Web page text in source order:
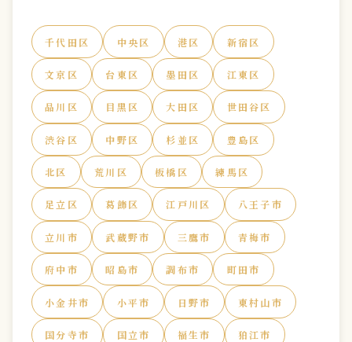
千代田区 中央区 港区 新宿区
文京区 台東区 墨田区 江東区
品川区 目黒区 大田区 世田谷区
渋谷区 中野区 杉並区 豊島区
北区 荒川区 板橋区 練馬区
足立区 葛飾区 江戸川区 八王子市
立川市 武蔵野市 三鷹市 青梅市
府中市 昭島市 調布市 町田市
小金井市 小平市 日野市 東村山市
国分寺市 国立市 福生市 狛江市